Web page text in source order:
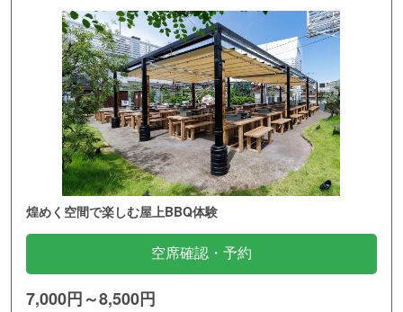
煌めく空間で楽しむ屋上BBQ体験
空席確認・予約
7,000円～8,500円